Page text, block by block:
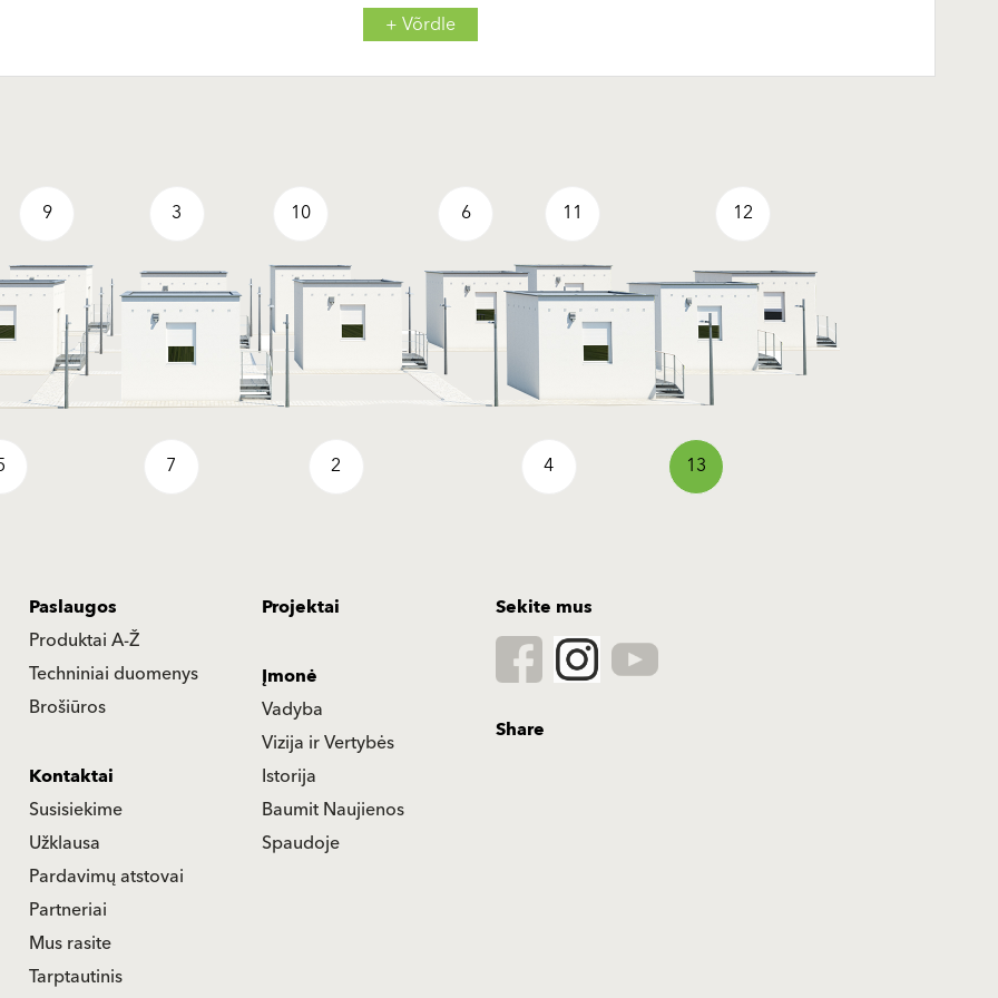
+ Võrdle
2
3
4
6
7
9 10 11 12
13
Teenused
Tooted A-st Z-ni
Tehnilised andmed
Brošüürid
Projektid
Ettevõte
Juhtimine
Visioon ja väärtused
Ajalugu
Baumiti uudised
Pressi vahendusel
Kontaktid
Võtame ühendust
Päring
Müügiesindajad
Partnerid
Te leiate meid
Rahvusvaheline
Jälgi meid
Jaga